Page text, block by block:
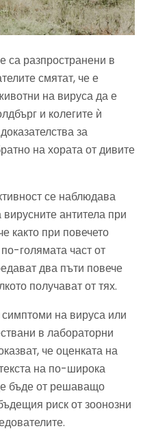
са разпространени в
смятат, че е
на вируса да е
и колегите ѝ
за
на хората от дивите
се наблюдава
антитела при
както при повечето
голямата част от
два пъти повече
получават от тях.
на вируса или
в лабораторни
че оценката на
на по-широка
бъде от решаващо
риск от зоонозни